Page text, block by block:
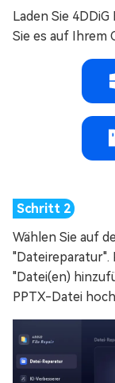
Laden Sie
Sie es auf Ihrem
Wählen Sie auf
"Dateireparatur".
"Datei(en)
PPTX-Datei